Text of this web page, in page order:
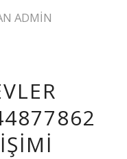
ADMIN